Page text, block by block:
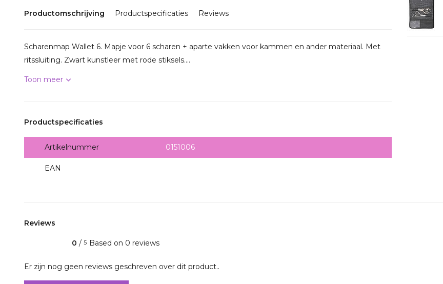
Productomschrijving Productspecificaties Reviews
Scharenmap Wallet 6. Mapje voor 6 scharen + aparte vakken voor kammen en ander materiaal. Met
ritssluiting. Zwart kunstleer met rode stiksels....
Toon meer
Productspecificaties
Artikelnummer 0151006
EAN
Reviews
0 / 5 Based on 0 reviews
Er zijn nog geen reviews geschreven over dit product..